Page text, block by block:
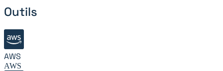
Outils
AWS
AWS